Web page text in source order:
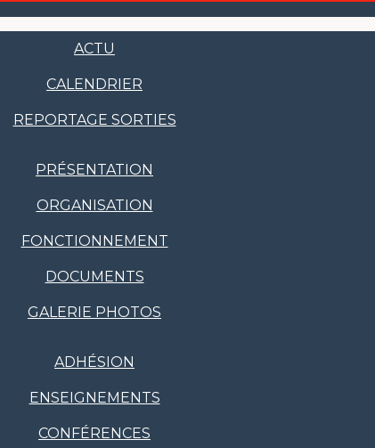
ACTU
CALENDRIER
REPORTAGE SORTIES
PRÉSENTATION
ORGANISATION
FONCTIONNEMENT
DOCUMENTS
GALERIE PHOTOS
ADHÉSION
ENSEIGNEMENTS
CONFÉRENCES